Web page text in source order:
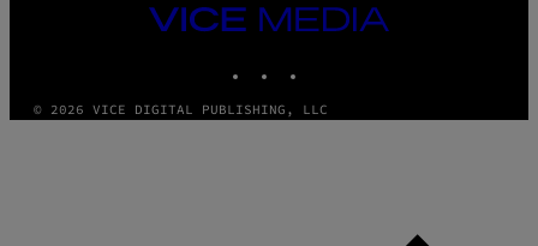
VICE
MEDIA
© 2026 VICE DIGITAL PUBLISHING, LLC